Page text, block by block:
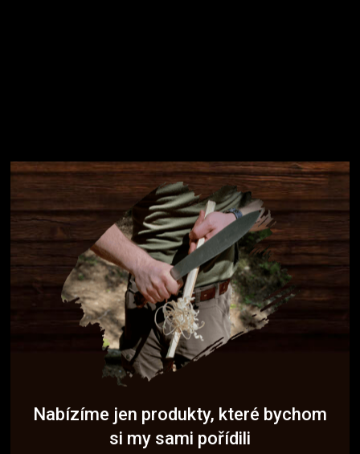
Nabízíme jen produkty, které bychom
si my sami pořídili